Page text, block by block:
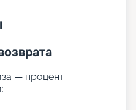
— процент